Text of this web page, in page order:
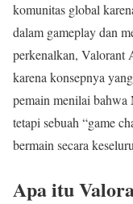
komunitas global
dalam gameplay dan
perkenalkan, Valorant
karena konsepnya
pemain menilai bahwa
tetapi sebuah “game
bermain secara
Apa itu